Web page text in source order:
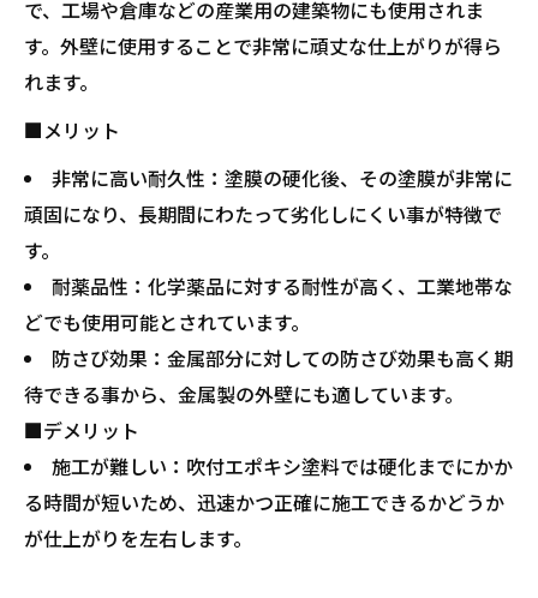
で、工場や倉庫などの産業用の建築物にも使用されま
す。外壁に使用することで非常に頑丈な仕上がりが得ら
れます。
■メリット
非常に高い耐久性：塗膜の硬化後、その塗膜が非常に
頑固になり、長期間にわたって劣化しにくい事が特徴で
す。
耐薬品性：化学薬品に対する耐性が高く、工業地帯な
どでも使用可能とされています。
防さび効果：金属部分に対しての防さび効果も高く期
待できる事から、金属製の外壁にも適しています。
■デメリット
施工が難しい：吹付エポキシ塗料では硬化までにかか
る時間が短いため、迅速かつ正確に施工できるかどうか
が仕上がりを左右します。